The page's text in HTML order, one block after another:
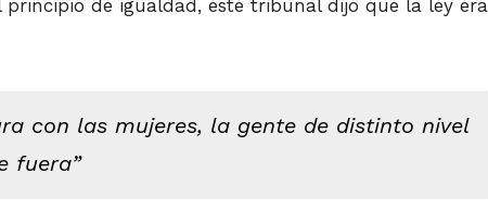
principio de igualdad, este tribunal dijo que la ley era
con las mujeres, la gente de distinto nivel
fuera”